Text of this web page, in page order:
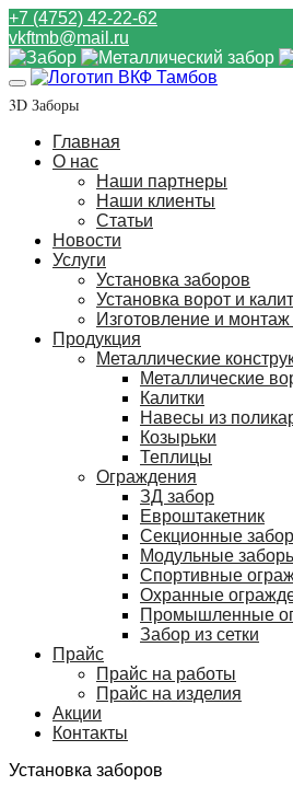
+7 (4752) 42-22-62
vkftmb@mail.ru
3D Заборы
Главная
О нас
Наши партнеры
Наши клиенты
Статьи
Новости
Услуги
Установка заборов
Установка ворот и
Изготовление и
Продукция
Металлические
Металлические
Калитки
Навесы из
Козырьки
Теплицы
Ограждения
ЗД забор
Евроштакетник
Секционные
Модульные
Спортивные
Охранные
Промышленные
Забор из сетки
Прайс
Прайс на работы
Прайс на изделия
Акции
Контакты
Установка заборов